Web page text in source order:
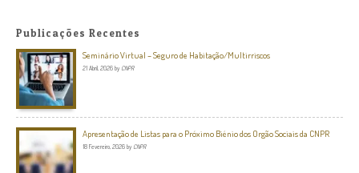
Publicações Recentes
Seminário Virtual – Seguro de Habitação/Multirriscos
21 Abril, 2026 by CNPR
Apresentação de Listas para o Próximo Biénio dos Orgão Sociais da CNPR
18 Fevereiro, 2026 by CNPR